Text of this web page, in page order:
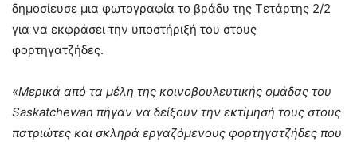
δημοσίευσε μια φωτογραφία το βράδυ της Τετάρτης 2/2
για να εκφράσει την υποστήριξή του στους
φορτηγατζήδες.
«Μερικά από τα μέλη της κοινοβουλευτικής ομάδας του
Saskatchewan πήγαν να δείξουν την εκτίμησή τους στους
πατριώτες και σκληρά εργαζόμενους φορτηγατζήδες που